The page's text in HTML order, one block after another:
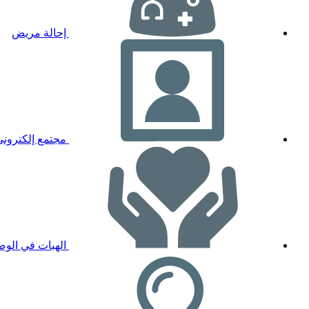
إحالة مريض
مجتمع
الهبات في